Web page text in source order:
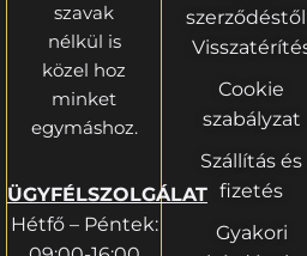
szavak
nélkül is
közel hoz
minket
egymáshoz.
ÜGYFÉLSZOLGÁLAT
Hétfő – Péntek:
Cookie
szabályzat
Szállítás és
fizetés
Gyakori